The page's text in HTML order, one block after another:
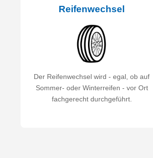
Reifenwechsel
Der Reifenwechsel wird - egal, ob auf
Sommer- oder Winterreifen - vor Ort
fachgerecht durchgeführt.